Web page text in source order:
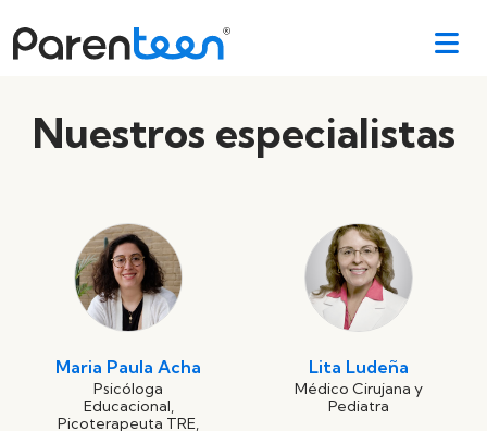
Nuestros especialistas
Maria Paula Acha
Psicóloga
Educacional,
Picoterapeuta TRE,
Lita Ludeña
Médico Cirujana y
Pediatra